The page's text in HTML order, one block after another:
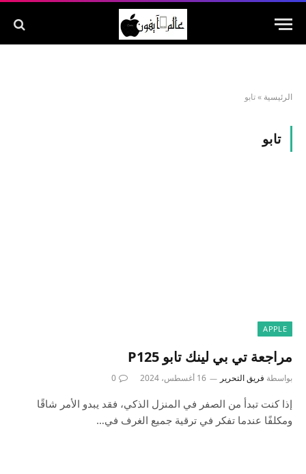
الرئيسية »تابو
تابو
APPLE
مراجعة تي بي لينك تابو P125
بواسطة فريق التحرير 16 أغسطس، 2024 0
إذا كنت تبدأ من الصفر في المنزل الذكي، فقد يبدو الأمر شاقًا
ومكلفًا عندما تفكر في ترقية جميع الغرف في…